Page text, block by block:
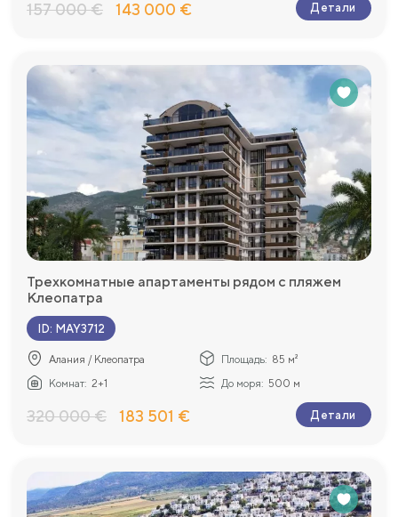
157 000 € 143 000 € Детали
Трехкомнатные апартаменты рядом с пляжем
Клеопатра
ID: MAY3712
Алания / Клеопатра Площадь: 85 м²
Комнат: 2+1 До моря: 500 м
320 000 € 183 501 € Детали